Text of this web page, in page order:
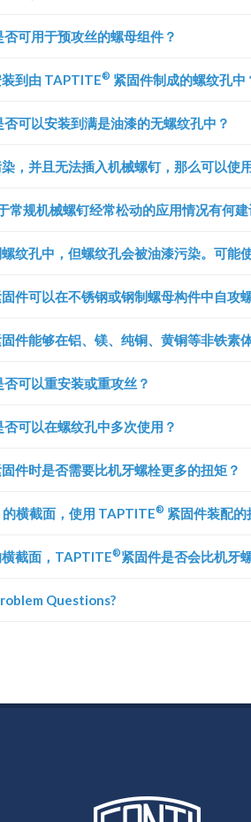
否可用于预攻丝的螺母组件？
到由 TAPTITE® 紧固件制成的螺纹孔中
否可以安装到满是油漆的无螺纹孔中？
，并且无法插入机械螺钉，那么可以使
常规机械螺钉经常松动的应用情况有何建
纹孔中，但螺纹孔会被油漆污染。可能
件可以在不锈钢或钢制螺母构件中自攻
件能够在铝、镁、纯铜、黄铜等非铁素
否可以重安装或重攻丝？
否可以在螺纹孔中多次使用？
件时是否需要比机牙螺栓更多的扭矩？
的横截面，使用 TAPTITE® 紧固件装配的
截面，TAPTITE®紧固件是否会比机牙
Questions?